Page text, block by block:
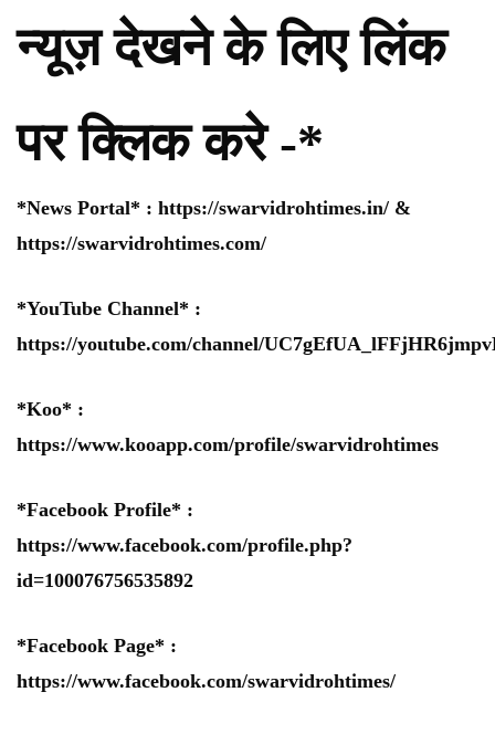
न्यूज़ देखने के लिए लिंक
पर क्लिक करे -*
*News Portal* : https://swarvidrohtimes.in/ &
https://swarvidrohtimes.com/
*YouTube Channel* :
https://youtube.com/channel/
*Koo* :
https://www.kooapp.com/profile/swarvidrohtimes
*Facebook Profile* :
https://www.facebook.com/profile.php?
id=100076756535892
*Facebook Page* :
https://www.facebook.com/swarvidrohtimes/